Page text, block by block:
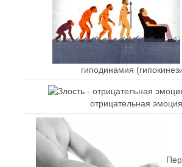
гиподинамия
отрицательная эмоция